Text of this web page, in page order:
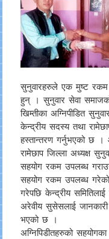
सुनुवारहरुले एक मुष्ट
हुन् । सुनुवार सेवा समाजको
खिम्तीका अग्निपीडित
केन्द्रीय सदस्य तथा
हस्तान्तरण गर्नुभएको छ
रामेछाप जिल्ला अध्यक्ष
सहयोग रकम उपलब्ध
सहयोग रकम उपलब्ध गरेको
गरेपछि केन्द्रीय
अरेवीय सुसेसलाई जानकारी
भएको छ ।
अग्निपिडीतहरुको